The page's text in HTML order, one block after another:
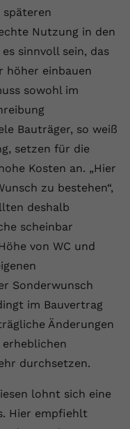
späteren
Nutzung in den
sinnvoll sein, das
höher einbauen
sowohl im
Bauträger, so weiß
setzen für die
Kosten an. „Hier
zu bestehen“,
deshalb
scheinbar
von WC und
Sonderwunsch
im Bauvertrag
Änderungen
durchsetzen.
lohnt sich eine
Hier empfiehlt
Cookie über
Videos und
statistische Daten.
id
Benutzers zu
YouTube-
ID, um
welche